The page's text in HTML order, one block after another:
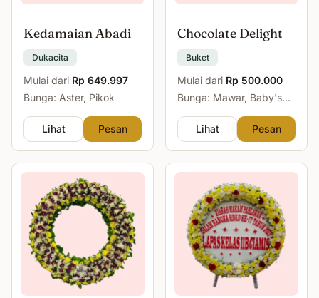
Kedamaian Abadi
Dukacita
Mulai dari Rp 649.997
Bunga: Aster, Pikok
Lihat Pesan
Chocolate Delight
Buket
Mulai dari Rp 500.000
Bunga: Mawar, Baby's
Lihat
Pesan